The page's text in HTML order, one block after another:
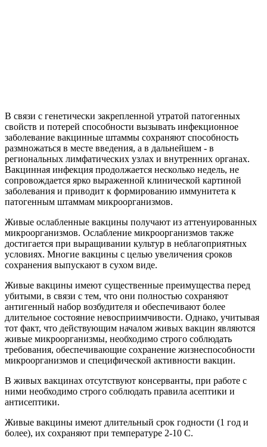
В связи с генетически закрепленной утратой патогенных
свойств и потерей способности вызывать инфекционное
заболевание вакцинные штаммы сохраняют способность
размножаться в месте введения, а в дальнейшем - в
региональных лимфатических узлах и внутренних органах.
Вакцинная инфекция продолжается несколько недель, не
сопровождается ярко выраженной клинической картиной
заболевания и приводит к формированию иммунитета к
патогенным штаммам микроорганизмов.
Живые ослабленные вакцины получают из аттенуированных
микроорганизмов. Ослабление микроорганизмов также
достигается при выращивании культур в неблагоприятных
условиях. Многие вакцины с целью увеличения сроков
сохранения выпускают в сухом виде.
Живые вакцины имеют существенные преимущества перед
убитыми, в связи с тем, что они полностью сохраняют
антигенный набор возбудителя и обеспечивают более
длительное состояние невосприимчивости. Однако, учитывая
тот факт, что действующим началом живых вакцин являются
живые микроорганизмы, необходимо строго соблюдать
требования, обеспечивающие сохранение жизнеспособности
микроорганизмов и специфической активности вакцин.
В живых вакцинах отсутствуют консерванты, при работе с
ними необходимо строго соблюдать правила асептики и
антисептики.
Живые вакцины имеют длительный срок годности (1 год и
более), их сохраняют при температуре 2-10 С.